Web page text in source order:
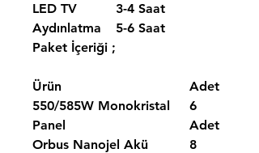
LED TV
3-4 Saat
Aydınlatma
5-6 Saat
Paket İçeriği ;
Ürün
Adet
550/585W Monokristal
Panel
6
Adet
Orbus Nanojel Akü
8